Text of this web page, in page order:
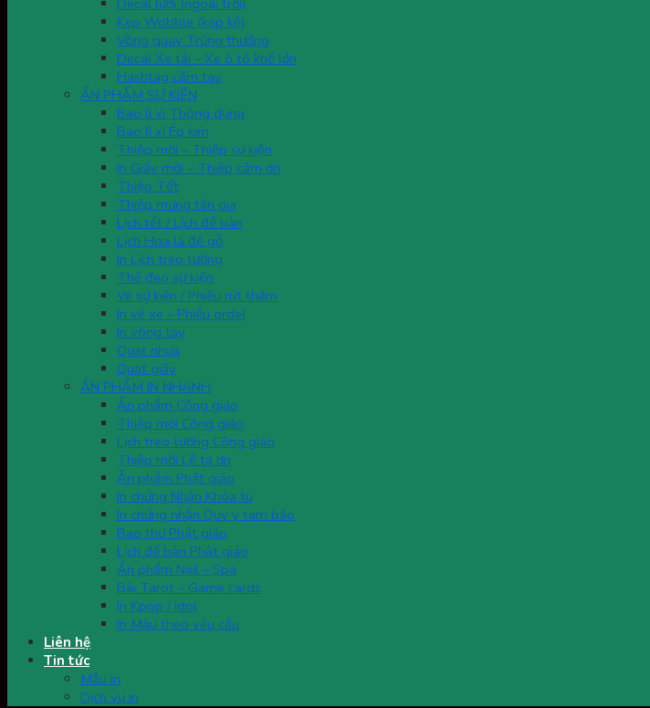
Decal lưới (ngoài trời)
Kẹp Wobble (kẹp kệ)
Vòng quay Trúng thưởng
Decal Xe tải – Xe ô tô khổ lớn
Hashtag cầm tay
ẤN PHẨM SỰ KIỆN
Bao lì xì Thông dụng
Bao lì xì Ép kim
Thiệp mời – Thiệp sự kiện
In Giấy mời – Thiệp cảm ơn
Thiệp Tết
Thiệp mừng tân gia
Lịch tết / Lịch để bàn
Lịch Hoa lá đế gỗ
In Lịch treo tường
Thẻ đeo sự kiện
Vé sự kiện / Phiếu rút thăm
In vé xe – Phiếu ordel
In vòng tay
Quạt nhựa
Quạt giấy
ẤN PHẨM IN NHANH
Ấn phẩm Công giáo
Thiệp mời Công giáo
Lịch treo tường Công giáo
Thiệp mời Lễ tạ ơn
Ấn phẩm Phật giáo
In chứng Nhận Khóa tu
In chứng nhận Quy y tam bảo
Bao thư Phật giáo
Lịch để bàn Phật giáo
Ấn phẩm Nail – Spa
Bài Tarot – Game cards
In Kpop / Idol
In Màu theo yêu cầu
Liên hệ
Tin tức
Mẫu in
Dịch vụ in